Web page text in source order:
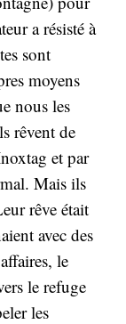
a résisté à
sont
moyens
nous les
rêvent de
et par
Mais ils
rêve était
avec des
le
le refuge
les